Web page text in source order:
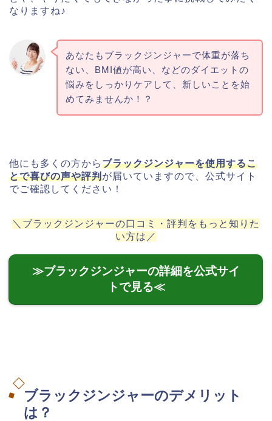
なりますね♪
あなたもブラックジンジャーで体重が落ち
ない、BMI値が高い、などのダイエットの
悩みをしっかりケアして、新しいことを始
めてみませんか！？
他にも多くの方からブラックジンジャーを使用するこ
とで喜びの声や評判が届いていますので、公式サイト
でご確認してください！
＼ブラックジンジャーの口コミ・評判をもっと知りた
い方は／
≫ブラックジンジャーの詳細を公式サイ
トで見る≪
ブラックジンジャーのデメリット
は？